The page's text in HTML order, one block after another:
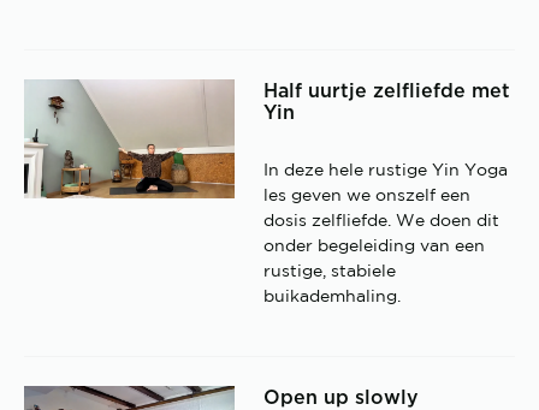
Half uurtje zelfliefde met
Yin
In deze hele rustige Yin Yoga
les geven we onszelf een
dosis zelfliefde. We doen dit
onder begeleiding van een
rustige, stabiele
buikademhaling.
Open up slowly